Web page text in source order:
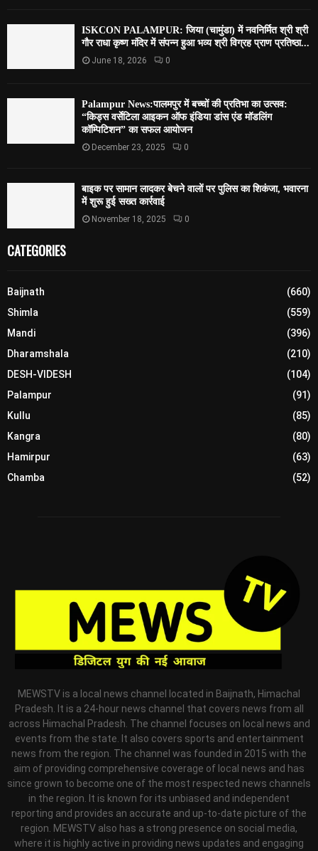
ISKCON PALAMPUR: जिया (चामुंडा) में नवनिर्मित श्री श्री
गौर राधा कृष्ण मंदिर में संपन्न हुआ भव्य श्री विग्रह प्राण प्रतिष्ठा...
June 18, 2026 0
Palampur News:पालमपुर में बच्चों की प्रतिभा का उत्सव:
“किड्स वर्सेटिला आइकन ऑफ इंडिया डांस एंड मॉडलिंग
कॉम्पिटिशन” का सफल आयोजन
December 23, 2025 0
बाइक पर सामान लादकर बेचने वालों पर पुलिस का शिकंजा, भवारना
में शुरू हुई सख्त कार्रवाई
November 18, 2025 0
CATEGORIES
Baijnath
(660)
Shimla
(559)
Mandi
(396)
Dharamshala
(210)
DESH-VIDESH
(104)
Palampur
(91)
Kullu
(85)
Kangra
(80)
Hamirpur
(63)
Chamba
(52)
MEWSTV is a local news channel located in Baijnath, Himachal
Pradesh. It is a 24-hour news channel that covers news from all
across Himachal Pradesh. The channel focuses on local news and
events from the state. It also covers sports and entertainment
news from the region. The channel was founded in 2015 with the
aim of providing comprehensive coverage of local news and has
since grown to become one of the most respected news channels
in the region. It is known for its unbiased and independent
reporting and provides an accurate and up-to-date picture of the
region. MEWSTV also has a strong presence on social media,
where it is highly active in providing news updates and engaging